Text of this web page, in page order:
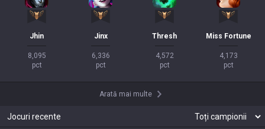
Jhin
8,095
pct
Jinx
6,336
pct
Thresh
4,572
pct
Miss Fortune
4,173
pct
Arată mai multe
Jocuri recente